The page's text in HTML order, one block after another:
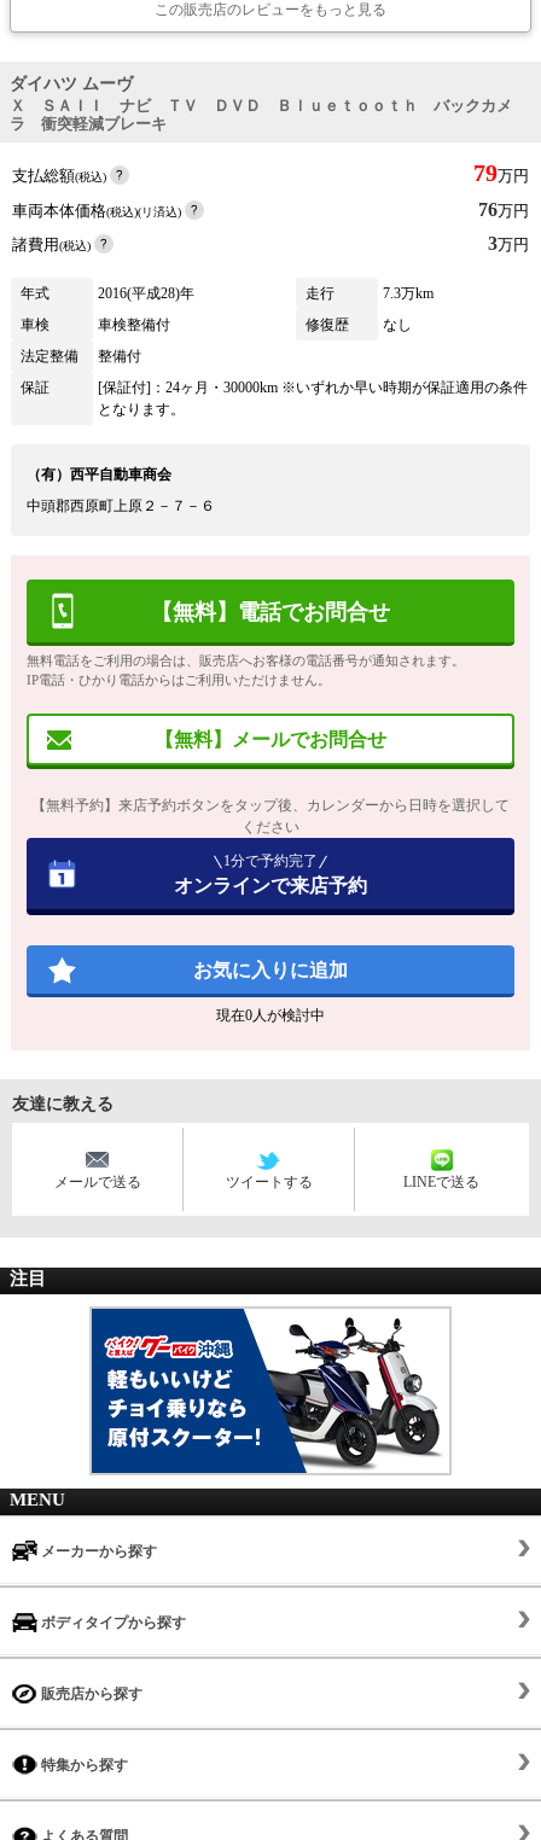
この販売店のレビューをもっと見る
ダイハツ ムーヴ
Ｘ ＳＡＩＩ ナビ ＴＶ ＤＶＤ Ｂｌｕｅｔｏｏｔｈ バックカメ
ラ 衝突軽減ブレーキ
支払総額(税込) 79万円
車両本体価格(税込)(リ済込) 76万円
諸費用(税込) 3万円
年式 2016(平成28)年 走行
7.3万km
車検
車検整備付 修復歴
なし
法定整備
整備付
保証
[保証付]：24ヶ月・30000km ※いずれか早い時期が保証適用の条件
となります。
（有）西平自動車商会
中頭郡西原町上原２－７－６
【無料】電話でお問合せ
無料電話をご利用の場合は、販売店へお客様の電話番号が通知されます。
IP電話・ひかり電話からはご利用いただけません。
【無料】メールでお問合せ
【無料予約】来店予約ボタンをタップ後、カレンダーから日時を選択して
ください
1分で予約完了
オンラインで来店予約
お気に入りに追加
現在0人が検討中
友達に教える
メールで送る ツイートする LINEで送る
注目
MENU
メーカーから探す
ボディタイプから探す
販売店から探す
特集から探す